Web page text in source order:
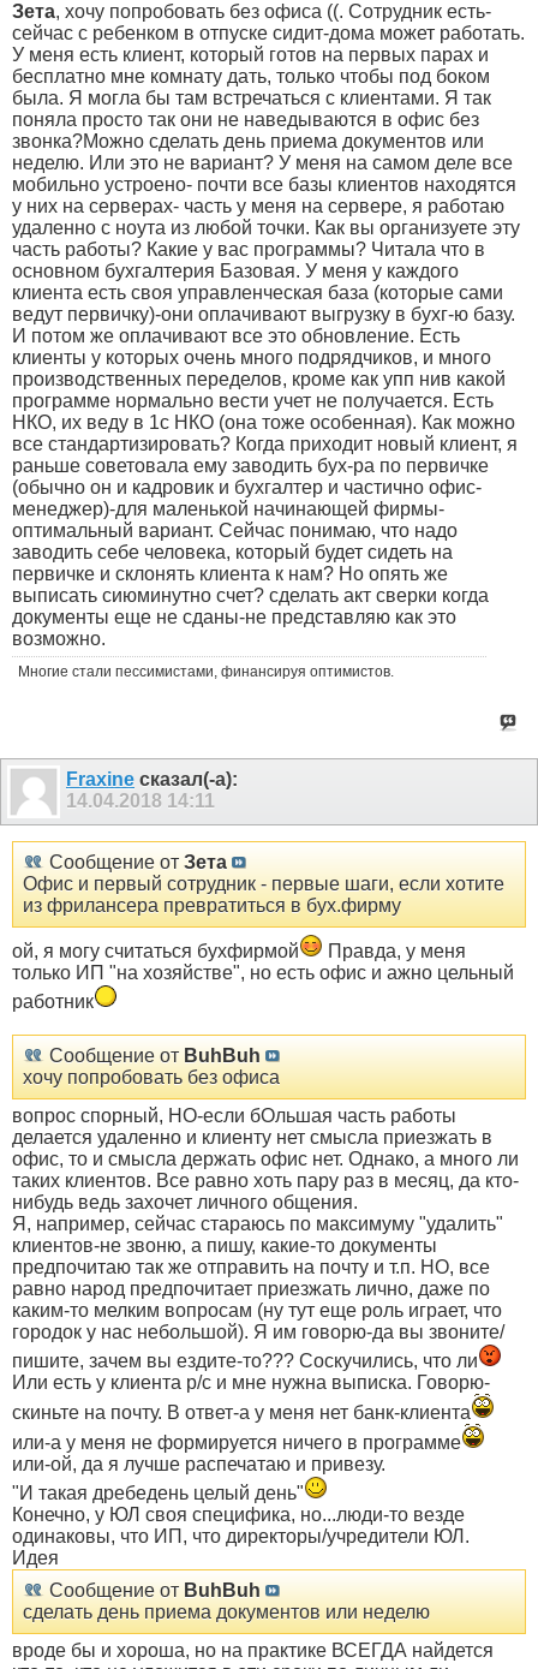
Зета, хочу попробовать без офиса ((. Сотрудник есть-
сейчас с ребенком в отпуске сидит-дома может работать.
У меня есть клиент, который готов на первых парах и
бесплатно мне комнату дать, только чтобы под боком
была. Я могла бы там встречаться с клиентами. Я так
поняла просто так они не наведываются в офис без
звонка?Можно сделать день приема документов или
неделю. Или это не вариант? У меня на самом деле все
мобильно устроено- почти все базы клиентов находятся
у них на серверах- часть у меня на сервере, я работаю
удаленно с ноута из любой точки. Как вы организуете эту
часть работы? Какие у вас программы? Читала что в
основном бухгалтерия Базовая. У меня у каждого
клиента есть своя управленческая база (которые сами
ведут первичку)-они оплачивают выгрузку в бухг-ю базу.
И потом же оплачивают все это обновление. Есть
клиенты у которых очень много подрядчиков, и много
производственных переделов, кроме как упп нив какой
программе нормально вести учет не получается. Есть
НКО, их веду в 1с НКО (она тоже особенная). Как можно
все стандартизировать? Когда приходит новый клиент, я
раньше советовала ему заводить бух-ра по первичке
(обычно он и кадровик и бухгалтер и частично офис-
менеджер)-для маленькой начинающей фирмы-
оптимальный вариант. Сейчас понимаю, что надо
заводить себе человека, который будет сидеть на
первичке и склонять клиента к нам? Но опять же
выписать сиюминутно счет? сделать акт сверки когда
документы еще не сданы-не представляю как это
возможно.
Многие стали пессимистами, финансируя оптимистов.
Fraxine сказал(-а):
14.04.2018 14:11
Сообщение от Зета
Офис и первый сотрудник - первые шаги, если хотите
из фрилансера превратиться в бух.фирму
ой, я могу считаться бухфирмой
Правда, у меня
только ИП "на хозяйстве", но есть офис и ажно цельный
работник
Сообщение от BuhBuh
хочу попробовать без офиса
вопрос спорный, НО-если бОльшая часть работы
делается удаленно и клиенту нет смысла приезжать в
офис, то и смысла держать офис нет. Однако, а много ли
таких клиентов. Все равно хоть пару раз в месяц, да кто-
нибудь ведь захочет личного общения.
Я, например, сейчас стараюсь по максимуму "удалить"
клиентов-не звоню, а пишу, какие-то документы
предпочитаю так же отправить на почту и т.п. НО, все
равно народ предпочитает приезжать лично, даже по
каким-то мелким вопросам (ну тут еще роль играет, что
городок у нас небольшой). Я им говорю-да вы звоните/
пишите, зачем вы ездите-то??? Соскучились, что ли
Или есть у клиента р/с и мне нужна выписка. Говорю-
скиньте на почту. В ответ-а у меня нет банк-клиента
или-а у меня не формируется ничего в программе
или-ой, да я лучше распечатаю и привезу.
"И такая дребедень целый день"
Конечно, у ЮЛ своя специфика, но...люди-то везде
одинаковы, что ИП, что директоры/учредители ЮЛ.
Идея
Сообщение от BuhBuh
сделать день приема документов или неделю
вроде бы и хороша, но на практике ВСЕГДА найдется